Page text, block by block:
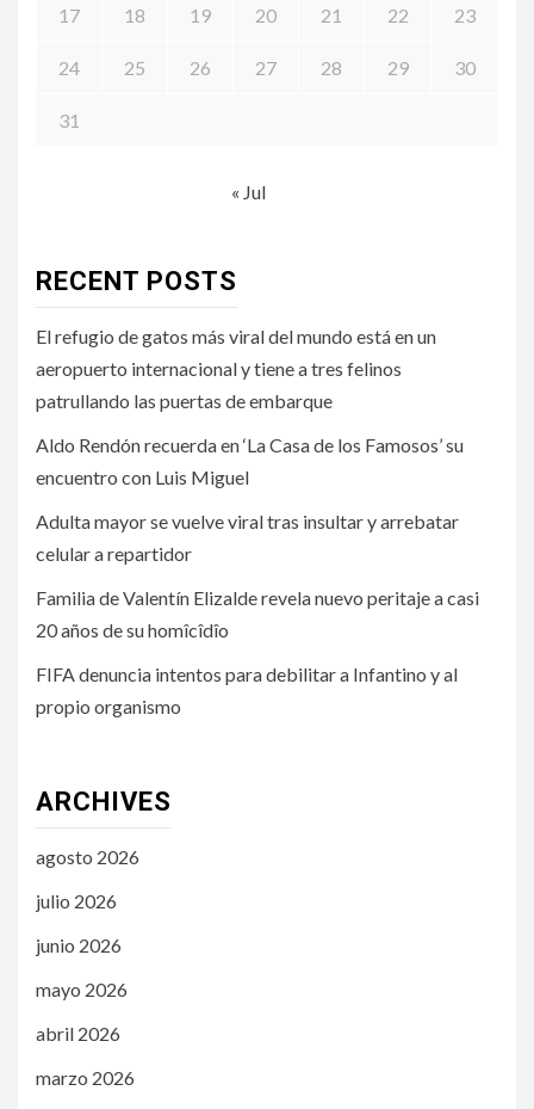
17 18 19 20 21 22 23
24 25 26 27 28 29 30
31
« Jul
RECENT POSTS
El refugio de gatos más viral del mundo está en un
aeropuerto internacional y tiene a tres felinos
patrullando las puertas de embarque
Aldo Rendón recuerda en ‘La Casa de los Famosos’ su
encuentro con Luis Miguel
Adulta mayor se vuelve viral tras insultar y arrebatar
celular a repartidor
Familia de Valentín Elizalde revela nuevo peritaje a casi
20 años de su homîcîdîo
FIFA denuncia intentos para debilitar a Infantino y al
propio organismo
ARCHIVES
agosto 2026
julio 2026
junio 2026
mayo 2026
abril 2026
marzo 2026